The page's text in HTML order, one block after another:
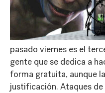
pasado viernes es el
gente que se dedica a
forma gratuita, aunque
justificación. Ataques